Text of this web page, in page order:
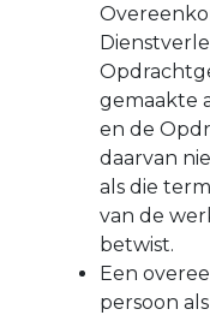
gemaakte
en de
daarvan
als die
van de
betwist.
Een
persoon